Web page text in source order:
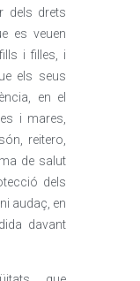
dels drets
es veuen
i filles, i
els seus
en el
i mares,
reitero,
de salut
dels
audaç, en
davant